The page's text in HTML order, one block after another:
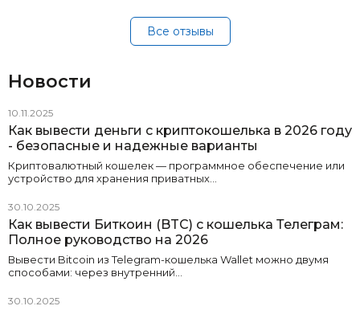
Все отзывы
Новости
10.11.2025
Как вывести деньги с криптокошелька в 2026 году
- безопасные и надежные варианты
Криптовалютный кошелек — программное обеспечение или
устройство для хранения приватных…
30.10.2025
Как вывести Биткоин (BTC) с кошелька Телеграм:
Полное руководство на 2026
Вывести Bitcoin из Telegram-кошелька Wallet можно двумя
способами: через внутренний…
30.10.2025